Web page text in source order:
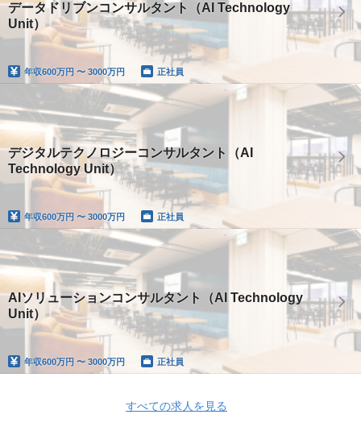
データドリブンコンサルタント（AI Technology
Unit）
年収600万円 〜 3000万円 正社員
デジタルテクノロジーコンサルタント（AI
Technology Unit）
年収600万円 〜 3000万円 正社員
AIソリューションコンサルタント（AI Technology
Unit）
年収600万円 〜 3000万円 正社員
すべての求人を見る